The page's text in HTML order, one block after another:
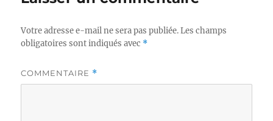
Votre adresse e-mail ne sera pas publiée. Les champs
obligatoires sont indiqués avec *
COMMENTAIRE *